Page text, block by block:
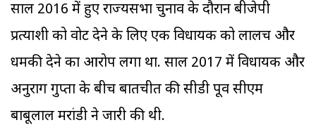
साल 2016 में हुए राज्यसभा चुनाव के दौरान बीजेपी
प्रत्याशी को वोट देने के लिए एक विधायक को लालच और
धमकी देने का आरोप लगा था. साल 2017 में विधायक और
अनुराग गुप्ता के बीच बातचीत की सीडी पूर्व सीएम
बाबूलाल मरांडी ने जारी की थी.